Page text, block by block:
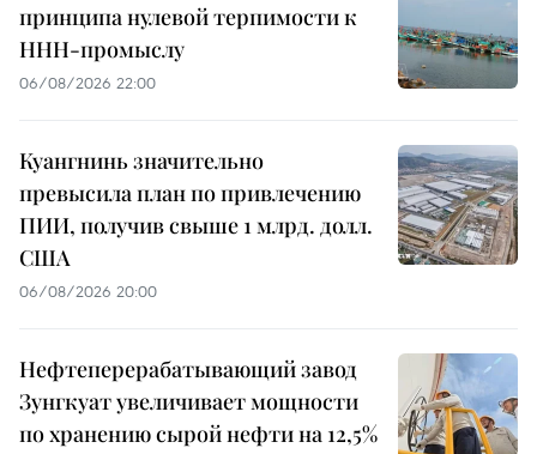
принципа нулевой терпимости к
ННН-промыслу
06/08/2026 22:00
Куангнинь значительно
превысила план по привлечению
ПИИ, получив свыше 1 млрд. долл.
США
06/08/2026 20:00
Нефтеперерабатывающий завод
Зунгкуат увеличивает мощности
по хранению сырой нефти на 12,5%